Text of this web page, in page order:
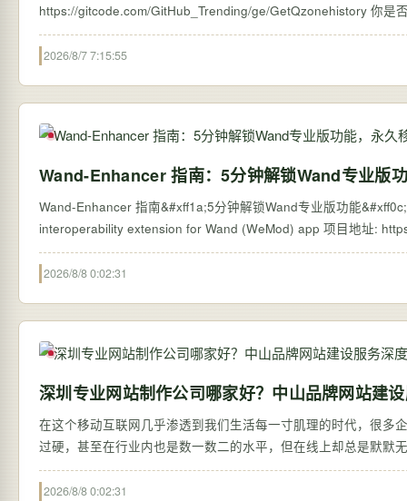
https://
2026/8/7 7:15:55
Wand-Enhancer 指南：5分钟解锁Wand专业版
Wand-Enhancer 指南&#xff1a;5分钟解锁Wand专业版功能
2026/8/8 0:02:31
深圳专业网站制作公司哪家好？中山品牌网站建
在这个移动互联网几乎渗透到我们生活每一寸肌理的时代，很多
过硬，甚至在行业内也是数一数二的水平，但在线上却总是默默
信…
2026/8/8 0:02:31